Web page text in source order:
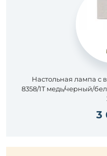
Настольная лампа с
8358/1T медь/черный/
3